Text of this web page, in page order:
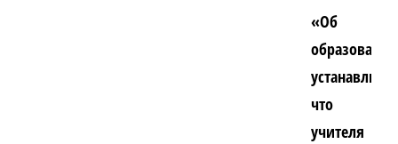
«Об
что
учителя